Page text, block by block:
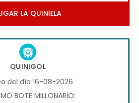
LA QUINIELA
QUINIGOL
del día 16-08-2026
BOTE MILLONARIO: